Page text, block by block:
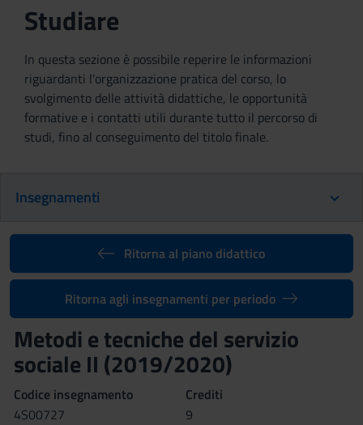
Studiare
In questa sezione è possibile reperire le informazioni
riguardanti l'organizzazione pratica del corso, lo
svolgimento delle attività didattiche, le opportunità
formative e i contatti utili durante tutto il percorso di
studi, fino al conseguimento del titolo finale.
Insegnamenti
Ritorna al piano didattico
Ritorna agli insegnamenti per periodo
Metodi e tecniche del servizio
sociale II (2019/2020)
Codice insegnamento
4S00727
Crediti
9